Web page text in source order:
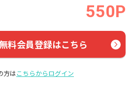
550P
料会員登録はこちら
方はこちらからログイン